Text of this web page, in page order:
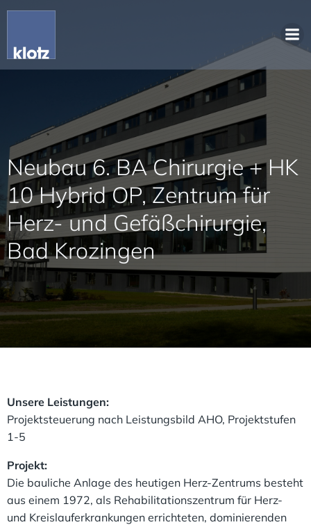
Neubau 6. BA Chirurgie + HK
10 Hybrid OP, Zentrum für
Herz- und Gefäßchirurgie,
Bad Krozingen
Unsere Leistungen:
Projektsteuerung nach Leistungsbild AHO, Projektstufen
1-5
Projekt:
Die bauliche Anlage des heutigen Herz-Zentrums besteht
aus einem 1972, als Rehabilitationszentrum für Herz-
und Kreislauferkrankungen errichteten, dominierenden